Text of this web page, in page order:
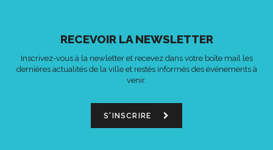
RECEVOIR LA NEWSLETTER
Inscrivez-vous à la newletter et recevez dans votre boîte mail les
dernières actualités de la ville et restés informés des événements à
venir.
S'INSCRIRE